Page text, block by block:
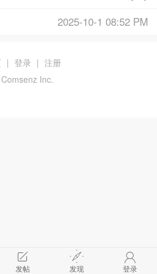
2025-10-1 08:52 PM
发帖 发现 登录
| 登录 | 注册
Inc.